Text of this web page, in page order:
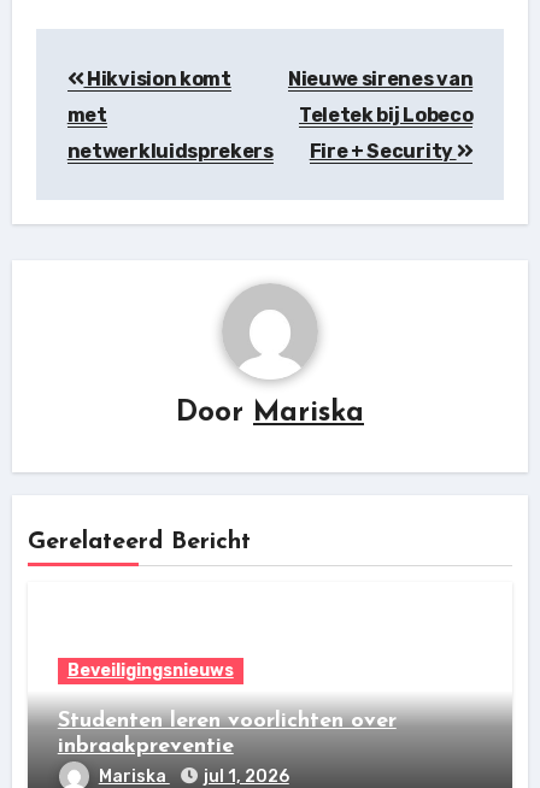
Hikvision komt
met
netwerkluidsprekers
Nieuwe sirenes van
Teletek bij Lobeco
Fire + Security
Door Mariska
Gerelateerd Bericht
Beveiligingsnieuws
Studenten leren voorlichten over
inbraakpreventie
Mariska jul 1, 2026